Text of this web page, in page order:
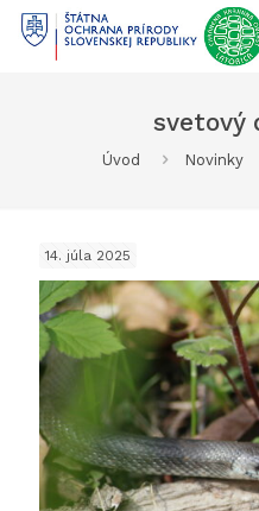
Prejsť
svetový
Úvod Novinky
14. júla 2025